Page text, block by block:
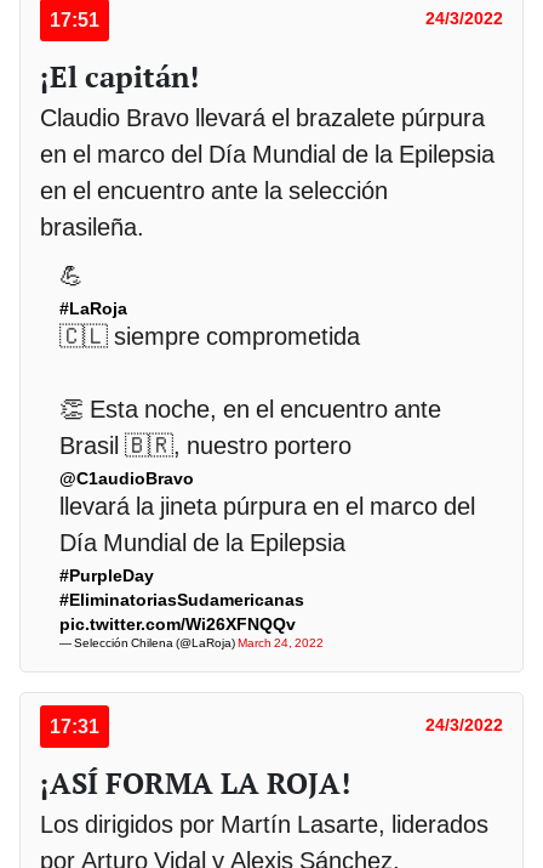
17:51 24/3/2022
¡El capitán!
Claudio Bravo llevará el brazalete púrpura
en el marco del Día Mundial de la Epilepsia
en el encuentro ante la selección
brasileña.
💪
#LaRoja
🇨🇱 siempre comprometida
👏 Esta noche, en el encuentro ante
Brasil 🇧🇷, nuestro portero
@C1audioBravo
llevará la jineta púrpura en el marco del
Día Mundial de la Epilepsia
#PurpleDay
#EliminatoriasSudamericanas
pic.twitter.com/Wi26XFNQQv
— Selección Chilena (@LaRoja)March 24, 2022
17:31 24/3/2022
¡ASÍ FORMA LA ROJA!
Los dirigidos por Martín Lasarte, liderados
por Arturo Vidal y Alexis Sánchez,